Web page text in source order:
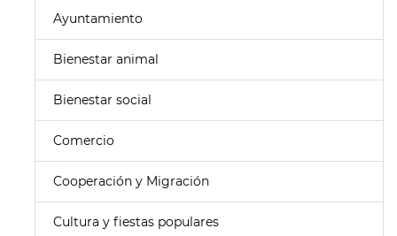
Ayuntamiento
Bienestar animal
Bienestar social
Comercio
Cooperación y Migración
Cultura y fiestas populares